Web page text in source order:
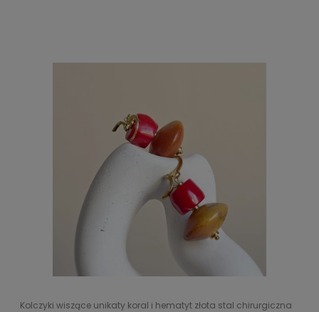
Kolczyki wiszące unikaty koral i hematyt złota stal chirurgiczna